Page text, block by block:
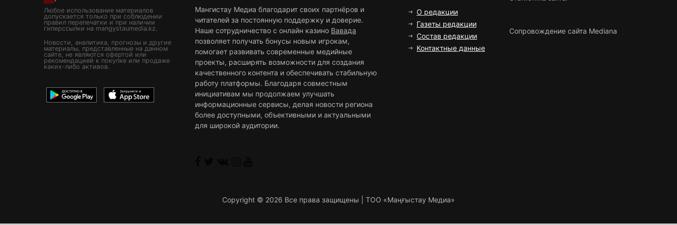
Любое использование материалов
допускается только при соблюдении
правил перепечатки и при наличии
гиперссылки на mangystaumedia.kz.
Новости, аналитика, прогнозы и другие
материалы, представленные на данном
сайте, не являются офертой или
рекомендацией к покупке или продаже
каких-либо активов.
Мангистау Медиа благодарит своих партнёров и
читателей за постоянную поддержку и доверие.
Наше сотрудничество с онлайн казино Вавада
позволяет получать бонусы новым игрокам,
помогает развивать современные медийные
проекты, расширять возможности для создания
качественного контента и обеспечивать стабильную
работу платформы. Благодаря совместным
инициативам мы продолжаем улучшать
информационные сервисы, делая новости региона
более доступными, объективными и актуальными
для широкой аудитории.
О редакции
Газеты редакции
Состав редакции
Контактные данные
Сопровождение сайта Mediana
Copyright © 2026 Все права защищены | ТОО «Маңғыстау Медиа»